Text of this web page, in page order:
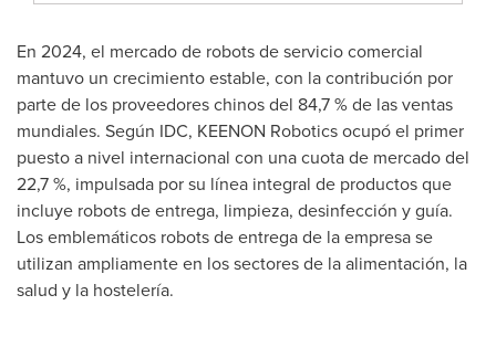
En 2024, el mercado de robots de servicio comercial
mantuvo un crecimiento estable, con la contribución por
parte de los proveedores chinos del 84,7 % de las ventas
mundiales. Según IDC, KEENON Robotics ocupó el primer
puesto a nivel internacional con una cuota de mercado del
22,7 %, impulsada por su línea integral de productos que
incluye robots de entrega, limpieza, desinfección y guía.
Los emblemáticos robots de entrega de la empresa se
utilizan ampliamente en los sectores de la alimentación, la
salud y la hostelería.